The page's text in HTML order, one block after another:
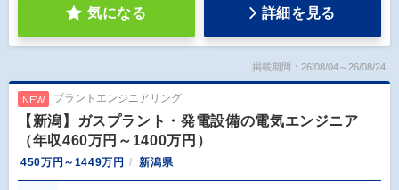
気になる 詳細を見る
掲載期間：26/08/04～26/08/24
NEW プラントエンジニアリング
【新潟】ガスプラント・発電設備の電気エンジニア
（年収460万円～1400万円）
450万円～1449万円 新潟県